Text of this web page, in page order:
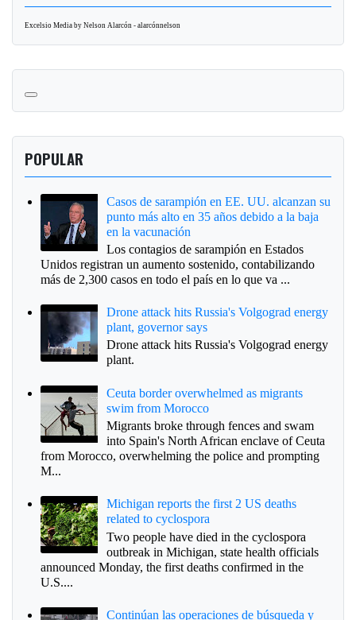
Excelsio Media by Nelson Alarcón - alarcónnelson
POPULAR
Casos de sarampión en EE. UU. alcanzan su
punto más alto en 35 años debido a la baja
en la vacunación
Los contagios de sarampión en Estados
Unidos registran un aumento sostenido, contabilizando
más de 2,300 casos en todo el país en lo que va ...
Drone attack hits Russia's Volgograd energy
plant, governor says
Drone attack hits Russia's Volgograd energy
plant.
Ceuta border overwhelmed as migrants
swim from Morocco
Migrants broke through fences and swam
into Spain's North African enclave of Ceuta
from Morocco, overwhelming the police and prompting
M...
Michigan reports the first 2 US deaths
related to cyclospora
Two people have died in the cyclospora
outbreak in Michigan, state health officials
announced Monday, the first deaths confirmed in the
U.S....
Continúan las operaciones de búsqueda y